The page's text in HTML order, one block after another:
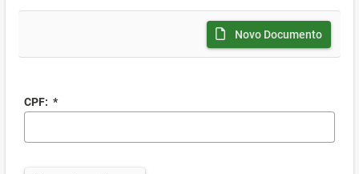
Novo Documento
CPF: *